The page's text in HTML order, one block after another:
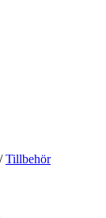
Tillbehör